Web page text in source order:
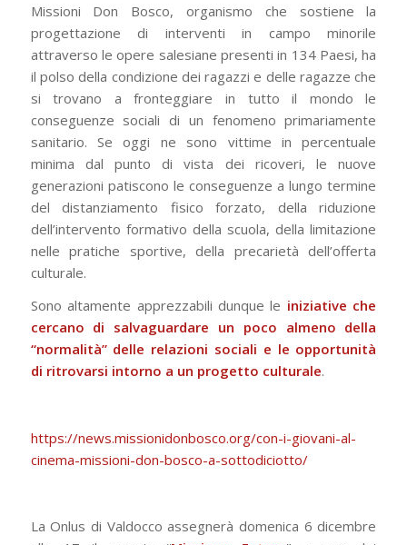
Missioni Don Bosco, organismo che sostiene la
progettazione di interventi in campo minorile
attraverso le opere salesiane presenti in 134 Paesi, ha
il polso della condizione dei ragazzi e delle ragazze che
si trovano a fronteggiare in tutto il mondo le
conseguenze sociali di un fenomeno primariamente
sanitario. Se oggi ne sono vittime in percentuale
minima dal punto di vista dei ricoveri, le nuove
generazioni patiscono le conseguenze a lungo termine
del distanziamento fisico forzato, della riduzione
dell’intervento formativo della scuola, della limitazione
nelle pratiche sportive, della precarietà dell’offerta
culturale.
Sono altamente apprezzabili dunque le iniziative che
cercano di salvaguardare un poco almeno della
“normalità” delle relazioni sociali e le opportunità
di ritrovarsi intorno a un progetto culturale.
https://news.missionidonbosco.org/con-i-giovani-al-
cinema-missioni-don-bosco-a-sottodiciotto/
La Onlus di Valdocco assegnerà domenica 6 dicembre